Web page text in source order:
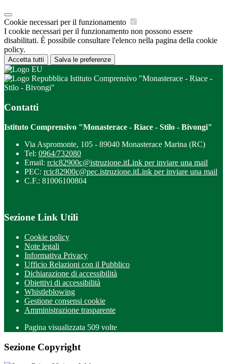
Cookie necessari per il funzionamento
I cookie necessari per il funzionamento non possono essere
disabilitati. È possibile consultare l'elenco nella pagina della cookie
policy.
Accetta tutti Salva le preferenze
Istituto Comprensivo "Monasterace - Riace -
Stilo - Bivongi"
Contatti
Istituto Comprensivo "Monasterace - Riace - Stilo - Bivongi"
Via Aspromonte, 105 - 89040 Monasterace Marina (RC)
Tel: 0964/732080
Email: rcic82900c@istruzione.itLink per inviare una mail
PEC: rcic82900c@pec.istruzione.itLink per inviare una mail
C.F.: 81006100804
Sezione Link Utili
Cookie policy
Note legali
Informativa Privacy
Ufficio Relazioni con il Pubblico
Dichiarazione di accessibilità
Obiettivi di accessibilità
Whistleblowing
Gestione consensi cookie
Amministrazione trasparente
Pagina visualizzata 509 volte
Sezione Copyright